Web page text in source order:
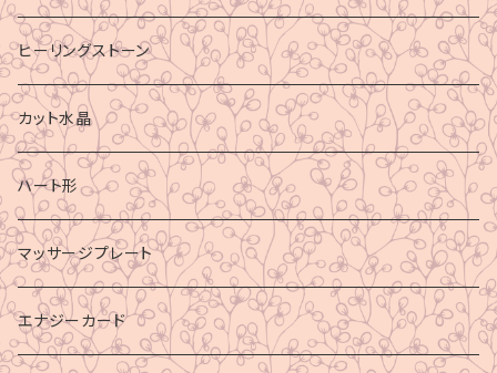
ヒーリングストーン
カット水晶
ハート形
マッサージプレート
エナジーカード